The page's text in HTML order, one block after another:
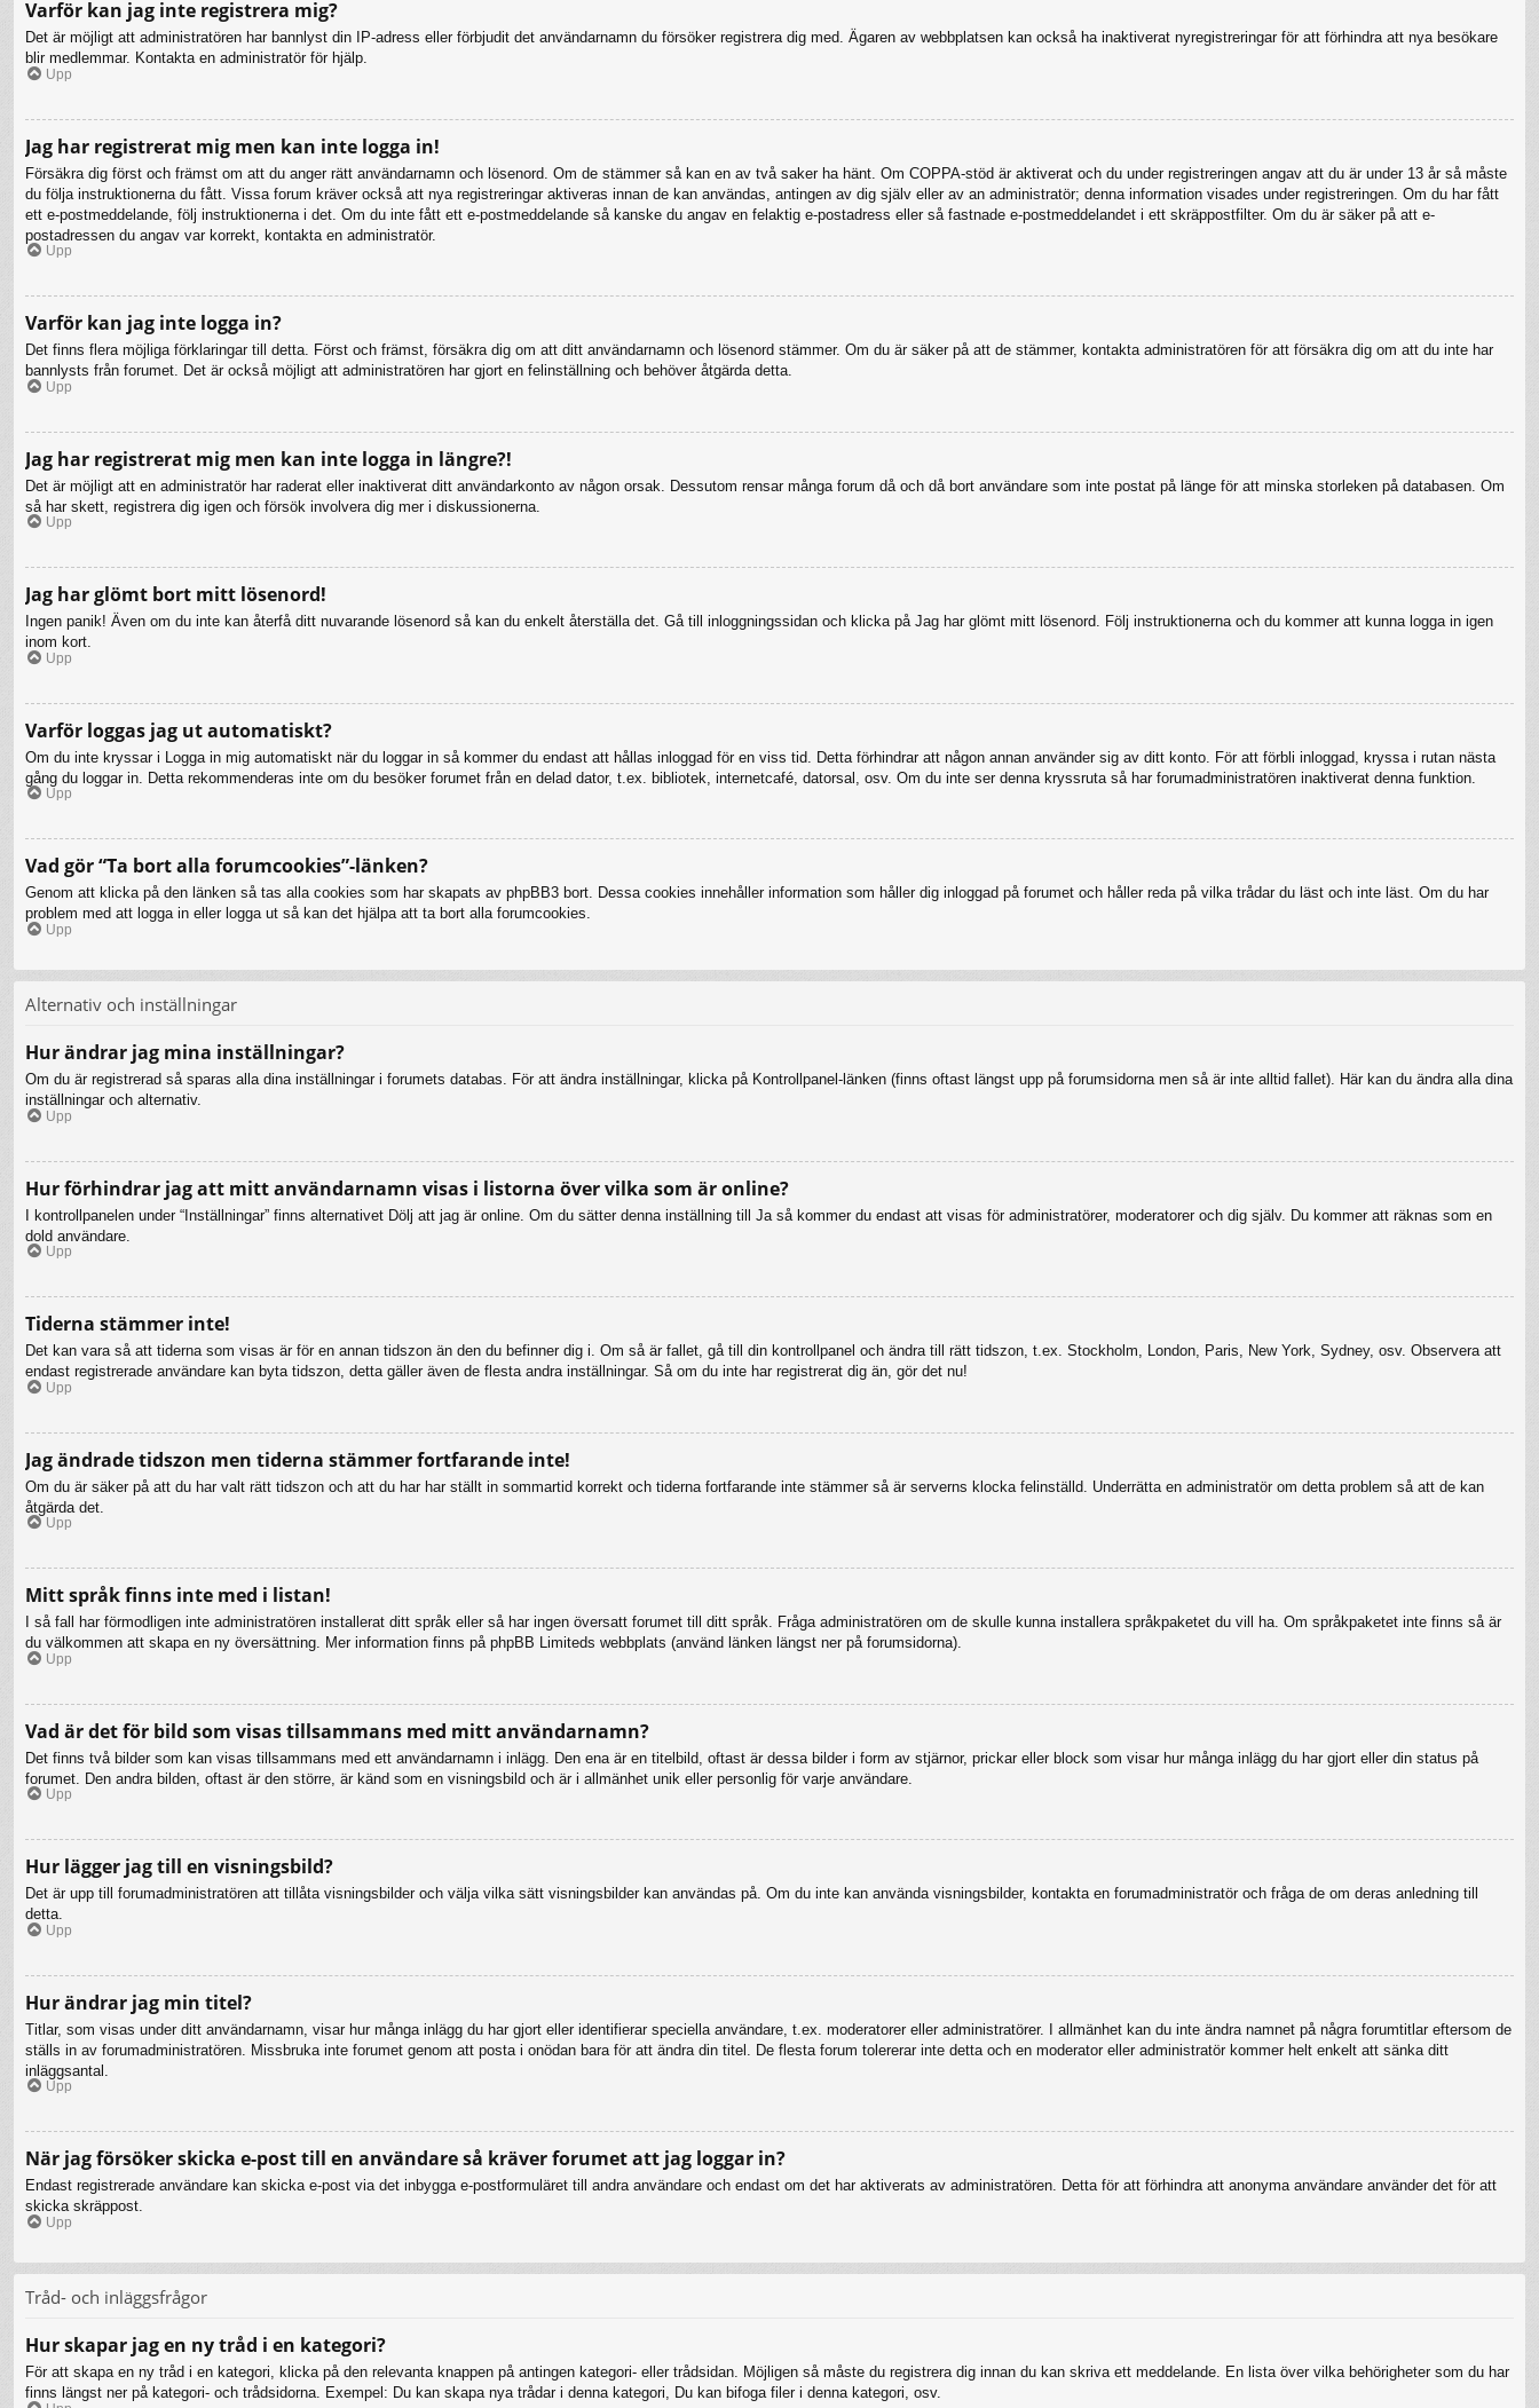
Varför kan jag inte registrera mig?
Det är möjligt att administratören har bannlyst din IP-adress eller förbjudit det användarnamn du försöker registrera dig med. Ägaren av webbplatsen kan också ha inaktiverat nyregistreringar för att förhindra att nya besökare
blir medlemmar. Kontakta en administratör för hjälp.
Upp
Jag har registrerat mig men kan inte logga in!
Försäkra dig först och främst om att du anger rätt användarnamn och lösenord. Om de stämmer så kan en av två saker ha hänt. Om COPPA-stöd är aktiverat och du under registreringen angav att du är under 13 år så måste
du följa instruktionerna du fått. Vissa forum kräver också att nya registreringar aktiveras innan de kan användas, antingen av dig själv eller av an administratör; denna information visades under registreringen. Om du har fått
ett e-postmeddelande, följ instruktionerna i det. Om du inte fått ett e-postmeddelande så kanske du angav en felaktig e-postadress eller så fastnade e-postmeddelandet i ett skräppostfilter. Om du är säker på att e-
postadressen du angav var korrekt, kontakta en administratör.
Upp
Varför kan jag inte logga in?
Det finns flera möjliga förklaringar till detta. Först och främst, försäkra dig om att ditt användarnamn och lösenord stämmer. Om du är säker på att de stämmer, kontakta administratören för att försäkra dig om att du inte har
bannlysts från forumet. Det är också möjligt att administratören har gjort en felinställning och behöver åtgärda detta.
Upp
Jag har registrerat mig men kan inte logga in längre?!
Det är möjligt att en administratör har raderat eller inaktiverat ditt användarkonto av någon orsak. Dessutom rensar många forum då och då bort användare som inte postat på länge för att minska storleken på databasen. Om
så har skett, registrera dig igen och försök involvera dig mer i diskussionerna.
Upp
Jag har glömt bort mitt lösenord!
Ingen panik! Även om du inte kan återfå ditt nuvarande lösenord så kan du enkelt återställa det. Gå till inloggningssidan och klicka på Jag har glömt mitt lösenord. Följ instruktionerna och du kommer att kunna logga in igen
inom kort.
Upp
Varför loggas jag ut automatiskt?
Om du inte kryssar i Logga in mig automatiskt när du loggar in så kommer du endast att hållas inloggad för en viss tid. Detta förhindrar att någon annan använder sig av ditt konto. För att förbli inloggad, kryssa i rutan nästa
gång du loggar in. Detta rekommenderas inte om du besöker forumet från en delad dator, t.ex. bibliotek, internetcafé, datorsal, osv. Om du inte ser denna kryssruta så har forumadministratören inaktiverat denna funktion.
Upp
Vad gör “Ta bort alla forumcookies”-länken?
Genom att klicka på den länken så tas alla cookies som har skapats av phpBB3 bort. Dessa cookies innehåller information som håller dig inloggad på forumet och håller reda på vilka trådar du läst och inte läst. Om du har
problem med att logga in eller logga ut så kan det hjälpa att ta bort alla forumcookies.
Upp
Alternativ och inställningar
Hur ändrar jag mina inställningar?
Om du är registrerad så sparas alla dina inställningar i forumets databas. För att ändra inställningar, klicka på Kontrollpanel-länken (finns oftast längst upp på forumsidorna men så är inte alltid fallet). Här kan du ändra alla dina
inställningar och alternativ.
Upp
Hur förhindrar jag att mitt användarnamn visas i listorna över vilka som är online?
I kontrollpanelen under “Inställningar” finns alternativet Dölj att jag är online. Om du sätter denna inställning till Ja så kommer du endast att visas för administratörer, moderatorer och dig själv. Du kommer att räknas som en
dold användare.
Upp
Tiderna stämmer inte!
Det kan vara så att tiderna som visas är för en annan tidszon än den du befinner dig i. Om så är fallet, gå till din kontrollpanel och ändra till rätt tidszon, t.ex. Stockholm, London, Paris, New York, Sydney, osv. Observera att
endast registrerade användare kan byta tidszon, detta gäller även de flesta andra inställningar. Så om du inte har registrerat dig än, gör det nu!
Upp
Jag ändrade tidszon men tiderna stämmer fortfarande inte!
Om du är säker på att du har valt rätt tidszon och att du har har ställt in sommartid korrekt och tiderna fortfarande inte stämmer så är serverns klocka felinställd. Underrätta en administratör om detta problem så att de kan
åtgärda det.
Upp
Mitt språk finns inte med i listan!
I så fall har förmodligen inte administratören installerat ditt språk eller så har ingen översatt forumet till ditt språk. Fråga administratören om de skulle kunna installera språkpaketet du vill ha. Om språkpaketet inte finns så är
du välkommen att skapa en ny översättning. Mer information finns på phpBB Limiteds webbplats (använd länken längst ner på forumsidorna).
Upp
Vad är det för bild som visas tillsammans med mitt användarnamn?
Det finns två bilder som kan visas tillsammans med ett användarnamn i inlägg. Den ena är en titelbild, oftast är dessa bilder i form av stjärnor, prickar eller block som visar hur många inlägg du har gjort eller din status på
forumet. Den andra bilden, oftast är den större, är känd som en visningsbild och är i allmänhet unik eller personlig för varje användare.
Upp
Hur lägger jag till en visningsbild?
Det är upp till forumadministratören att tillåta visningsbilder och välja vilka sätt visningsbilder kan användas på. Om du inte kan använda visningsbilder, kontakta en forumadministratör och fråga de om deras anledning till
detta.
Upp
Hur ändrar jag min titel?
Titlar, som visas under ditt användarnamn, visar hur många inlägg du har gjort eller identifierar speciella användare, t.ex. moderatorer eller administratörer. I allmänhet kan du inte ändra namnet på några forumtitlar eftersom de
ställs in av forumadministratören. Missbruka inte forumet genom att posta i onödan bara för att ändra din titel. De flesta forum tolererar inte detta och en moderator eller administratör kommer helt enkelt att sänka ditt
inläggsantal.
Upp
När jag försöker skicka e-post till en användare så kräver forumet att jag loggar in?
Endast registrerade användare kan skicka e-post via det inbygga e-postformuläret till andra användare och endast om det har aktiverats av administratören. Detta för att förhindra att anonyma användare använder det för att
skicka skräppost.
Upp
Tråd- och inläggsfrågor
Hur skapar jag en ny tråd i en kategori?
För att skapa en ny tråd i en kategori, klicka på den relevanta knappen på antingen kategori- eller trådsidan. Möjligen så måste du registrera dig innan du kan skriva ett meddelande. En lista över vilka behörigheter som du har
finns längst ner på kategori- och trådsidorna. Exempel: Du kan skapa nya trådar i denna kategori, Du kan bifoga filer i denna kategori, osv.